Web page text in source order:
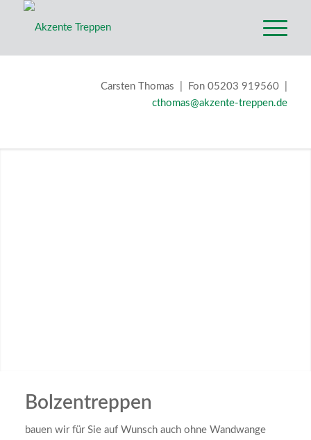
Carsten Thomas | Fon 05203 919560 |
cthomas@akzente-treppen.de
Bolzentreppen
bauen wir für Sie auf Wunsch auch ohne Wandwange